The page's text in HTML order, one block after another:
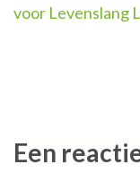
voor Levenslang
Een